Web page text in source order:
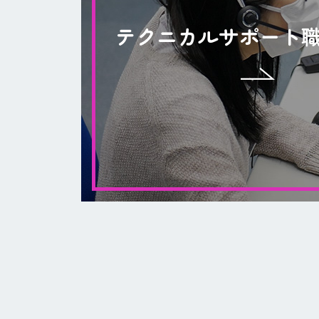
テクニカルサポート